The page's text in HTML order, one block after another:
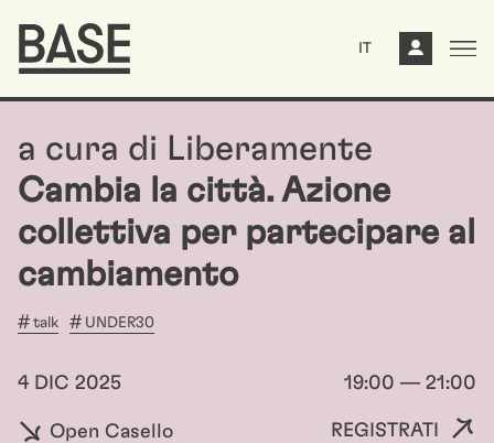
IT
a cura di Liberamente
Cambia la città. Azione
collettiva per partecipare al
cambiamento
talk UNDER30
4 DIC 2025 19:00 — 21:00
Open Casello REGISTRATI